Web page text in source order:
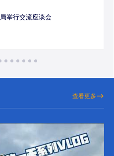
举行交流座谈会
查看更多